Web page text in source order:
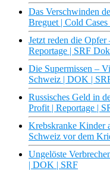
Das Verschwinden
Breguet | Cold
Jetzt reden die Opfer
Reportage | SRF Dok
Die Supermissen –
Schweiz | DOK |
Russisches Geld in
Profit | Reportage |
Krebskranke Kinder
Schweiz vor dem
Ungelöste
| DOK | SRF